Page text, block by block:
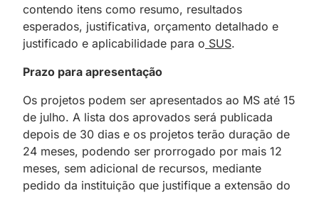
contendo itens como resumo, resultados
esperados, justificativa, orçamento detalhado e
justificado e aplicabilidade para o SUS.
Prazo para apresentação
Os projetos podem ser apresentados ao MS até 15
de julho. A lista dos aprovados será publicada
depois de 30 dias e os projetos terão duração de
24 meses, podendo ser prorrogado por mais 12
meses, sem adicional de recursos, mediante
pedido da instituição que justifique a extensão do